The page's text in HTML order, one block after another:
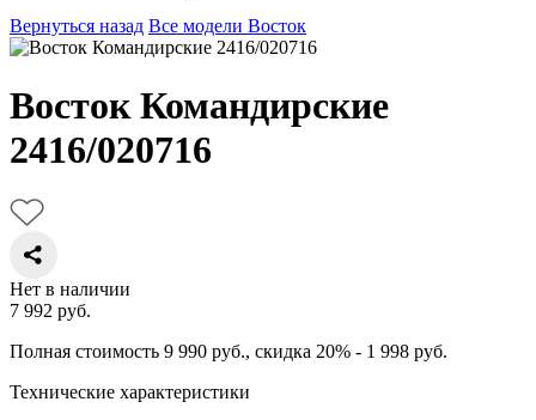
Вернуться назад Все модели Восток
Восток Командирские
2416/020716
Нет в наличии
7 992 руб.
Полная стоимость 9 990 руб., скидка 20% - 1 998 руб.
Технические характеристики